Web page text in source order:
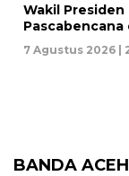
Wakil
Pascabencana
7 Agustus 2026 |
BANDA ACEH